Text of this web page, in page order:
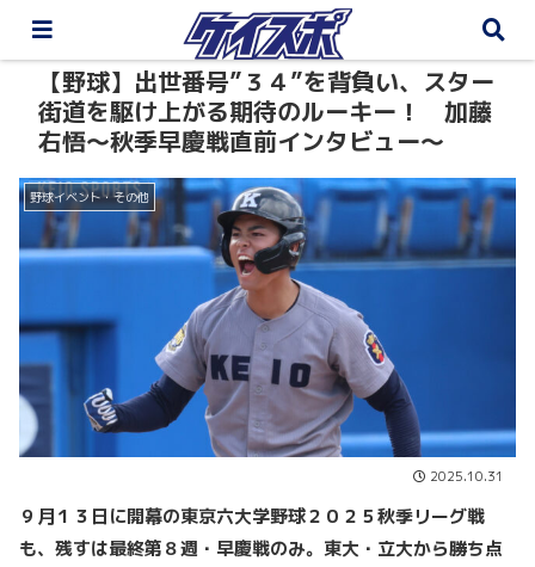
【野球】出世番号”３４”を背負い、スター
街道を駆け上がる期待のルーキー！ 加藤
右悟～秋季早慶戦直前インタビュー～
野球イベント・その他
2025.10.31
９月１３日に開幕の東京六大学野球２０２５秋季リーグ戦
も、残すは最終第８週・早慶戦のみ。東大・立大から勝ち点